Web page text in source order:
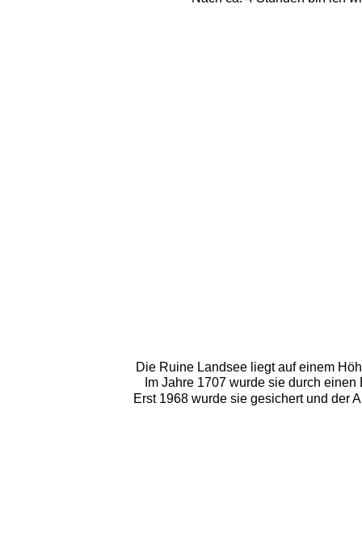
Die Ruine Landsee liegt auf einem
Im Jahre 1707 wurde sie durch
Erst 1968 wurde sie gesichert und der